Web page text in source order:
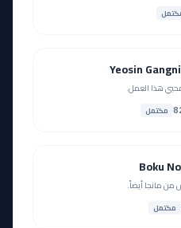
Yeosin
هذا العمل.
مكتمل
Boku
مانجا أيضاً.
مكتمل